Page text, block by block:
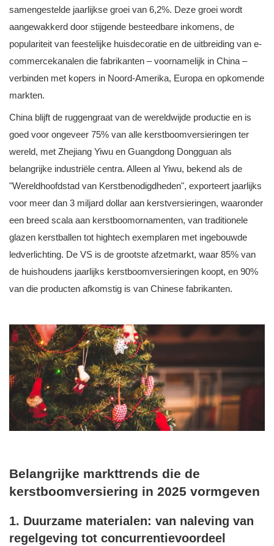
samengestelde jaarlijkse groei van 6,2%. Deze groei wordt
aangewakkerd door stijgende besteedbare inkomens, de
populariteit van feestelijke huisdecoratie en de uitbreiding van e-
commercekanalen die fabrikanten – voornamelijk in China –
verbinden met kopers in Noord-Amerika, Europa en opkomende
markten.
China blijft de ruggengraat van de wereldwijde productie en is
goed voor ongeveer 75% van alle kerstboomversieringen ter
wereld, met Zhejiang Yiwu en Guangdong Dongguan als
belangrijke industriële centra. Alleen al Yiwu, bekend als de
"Wereldhoofdstad van Kerstbenodigdheden", exporteert jaarlijks
voor meer dan 3 miljard dollar aan kerstversieringen, waaronder
een breed scala aan kerstboomornamenten, van traditionele
glazen kerstballen tot hightech exemplaren met ingebouwde
ledverlichting. De VS is de grootste afzetmarkt, waar 85% van
de huishoudens jaarlijks kerstboomversieringen koopt, en 90%
van die producten afkomstig is van Chinese fabrikanten.
Belangrijke markttrends die de
kerstboomversiering in 2025 vormgeven
1. Duurzame materialen: van naleving van
regelgeving tot concurrentievoordeel